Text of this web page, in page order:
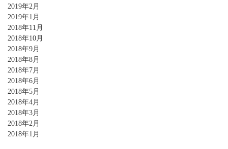
2019年2月
2019年1月
2018年11月
2018年10月
2018年9月
2018年8月
2018年7月
2018年6月
2018年5月
2018年4月
2018年3月
2018年2月
2018年1月